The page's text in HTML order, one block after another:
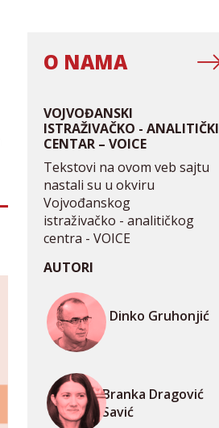
O NAMA
VOJVOĐANSKI
ISTRAŽIVAČKO - ANALITIČKI
CENTAR – VOICE
Tekstovi na ovom veb sajtu
nastali su u okviru
Vojvođanskog
istraživačko - analitičkog
centra - VOICE
AUTORI
Dinko Gruhonjić
Branka Dragović
Savić